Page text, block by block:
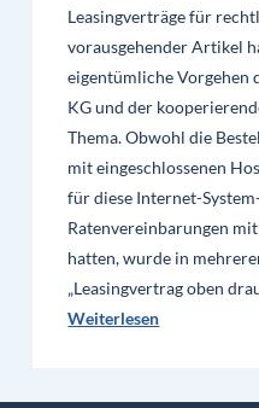
Leasingverträge für
vorausgehender Artikel
eigentümliche Vorgehen
KG und der
Thema. Obwohl die
mit eingeschlossenen
für diese Internet-
Ratenvereinbarungen
hatten, wurde in
„Leasingvertrag oben
Weiterlesen